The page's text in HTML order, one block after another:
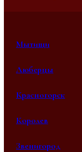
Мытищи
Люберцы
Красногорск
Королев
Звенигород